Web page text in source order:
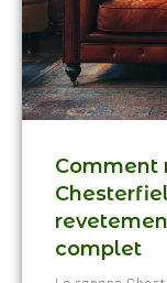
Comment
complet